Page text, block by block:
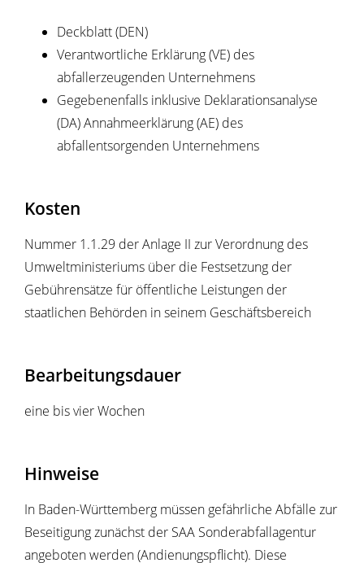
Deckblatt (DEN)
Verantwortliche Erklärung (VE) des
abfallerzeugenden Unternehmens
Gegebenenfalls inklusive Deklarationsanalyse
(DA) Annahmeerklärung (AE) des
abfallentsorgenden Unternehmens
Kosten
Nummer 1.1.29 der Anlage II zur Verordnung des
Umweltministeriums über die Festsetzung der
Gebührensätze für öffentliche Leistungen der
staatlichen Behörden in seinem Geschäftsbereich
Bearbeitungsdauer
eine bis vier Wochen
Hinweise
In Baden-Württemberg müssen gefährliche Abfälle zur
Beseitigungzunächst der SAA Sonderabfallagentur
angeboten werden(Andienungspflicht). Diese